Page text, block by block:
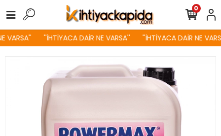
VARSA'' ''İHTİYACA DAİR NE VARSA'' ''İHTİYACA DAİR NE
0